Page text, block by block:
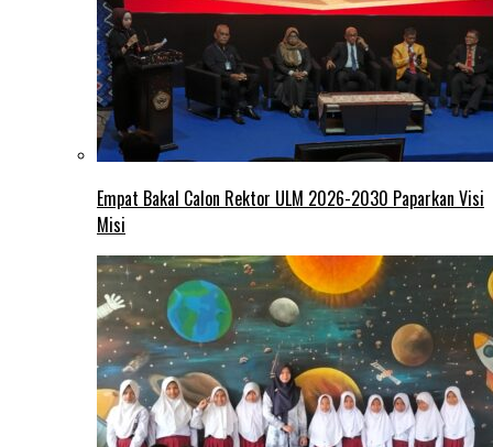
Empat Bakal Calon Rektor ULM 2026-2030 Paparkan Visi
Misi